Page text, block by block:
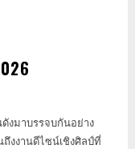
งมาบรรจบกันอย่าง
งงานดีไซน์เชิงศิลป์ที่